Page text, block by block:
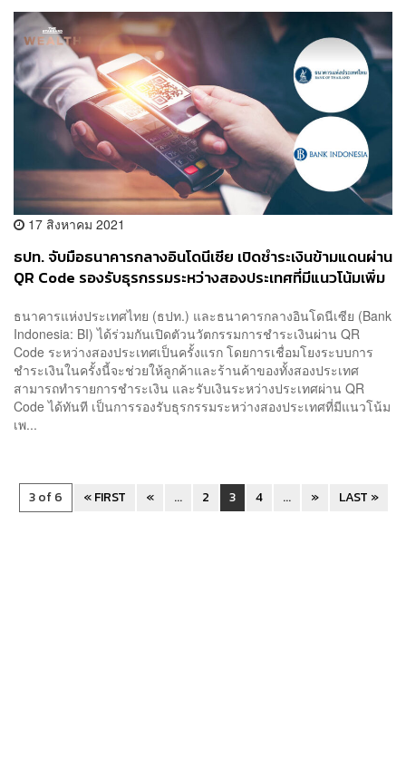
17 สิงหาคม 2021
ธปท. จับมือธนาคารกลางอินโดนีเซีย เปิดชำระเงินข้ามแดนผ่าน
QR Code รองรับธุรกรรมระหว่างสองประเทศที่มีแนวโน้มเพิ่ม
ธนาคารแห่งประเทศไทย (ธปท.) และธนาคารกลางอินโดนีเซีย (Bank
Indonesia: BI) ได้ร่วมกันเปิดตัวนวัตกรรมการชำระเงินผ่าน QR
Code ระหว่างสองประเทศเป็นครั้งแรก โดยการเชื่อมโยงระบบการ
ชำระเงินในครั้งนี้จะช่วยให้ลูกค้าและร้านค้าของทั้งสองประเทศ
สามารถทำรายการชำระเงิน และรับเงินระหว่างประเทศผ่าน QR
Code ได้ทันที เป็นการรองรับธุรกรรมระหว่างสองประเทศที่มีแนวโน้ม
เพ...
3 of 6 « FIRST « ... 2 3 4 ... » LAST »